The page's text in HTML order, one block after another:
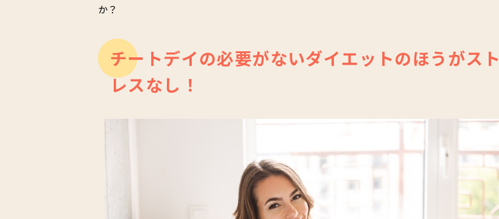
か？
チートデイの必要がないダイエットのほうがスト
レスなし！